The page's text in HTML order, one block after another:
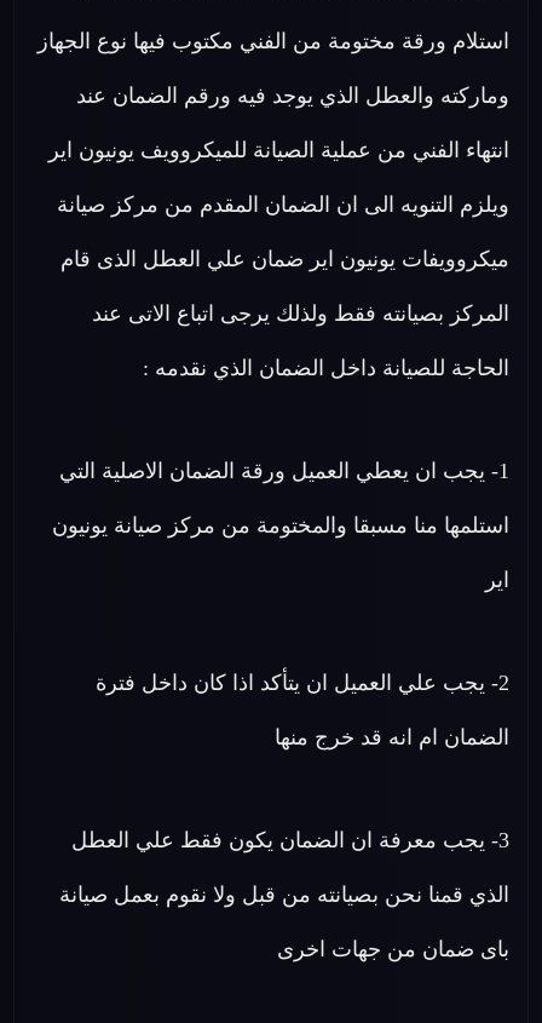
استلام ورقة مختومة من الفني مكتوب فيها نوع الجهاز
وماركته والعطل الذي يوجد فيه ورقم الضمان عند
انتهاء الفني من عملية الصيانة للميكروويف يونيون اير
ويلزم التنويه الى ان الضمان المقدم من مركز صيانة
ميكروويفات يونيون اير ضمان علي العطل الذى قام
المركز بصيانته فقط ولذلك يرجى اتباع الاتى عند
الحاجة للصيانة داخل الضمان الذي نقدمه :
1- يجب ان يعطي العميل ورقة الضمان الاصلية التي
استلمها منا مسبقا والمختومة من مركز صيانة يونيون
اير
2- يجب علي العميل ان يتأكد اذا كان داخل فترة
الضمان ام انه قد خرج منها
3- يجب معرفة ان الضمان يكون فقط علي العطل
الذي قمنا نحن بصيانته من قبل ولا نقوم بعمل صيانة
باى ضمان من جهات اخرى